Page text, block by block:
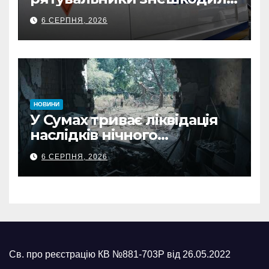
500-кілограмову авіабомбу
росіян
6 СЕРПНЯ, 2026
НОВИНИ
У Сумах триває ліквідація
наслідків нічного
масованого удару КАБами
6 СЕРПНЯ, 2026
Св. про реєстрацію КВ №881-703Р від 26.05.2022